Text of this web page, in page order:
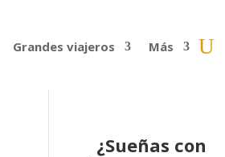
Grandes viajeros Más
¿Sueñas con